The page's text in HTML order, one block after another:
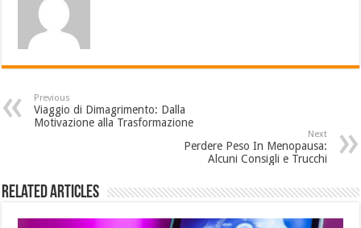
Previous
Viaggio di Dimagrimento: Dalla
Motivazione alla Trasformazione
Next
Perdere Peso In Menopausa:
Alcuni Consigli e Trucchi
Related Articles